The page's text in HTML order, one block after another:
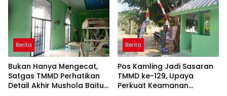
Yonarmed 19/Bogani
Berita
Bukan Hanya Mengecat,
Satgas TMMD Perhatikan
Detail Akhir Mushola Baitul
Berita
Pos Kamling Jadi Sasaran
TMMD ke-129, Upaya
Perkuat Keamanan